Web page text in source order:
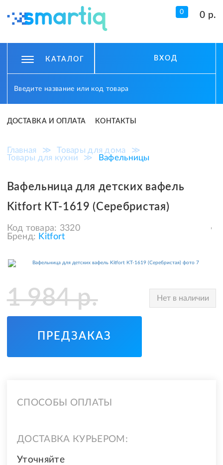
0 0 р.
КАТАЛОГ ВХОД
ДОСТАВКА И ОПЛАТА КОНТАКТЫ
Главная ≫ Товары для дома
≫
Товары для кухни
≫ Вафельницы
Вафельница для детских вафель
Kitfort КТ-1619 (Серебристая)
Код товара: 3320
Бренд: Kitfort
1 984р. Нет в наличии
ПРЕДЗАКАЗ
СПОСОБЫ ОПЛАТЫ
ДОСТАВКА КУРЬЕРОМ:
Уточняйте